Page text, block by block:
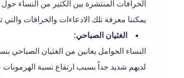
الخرافات المنتشرة بين الكثير من النساء
يمكننا معرفة تلك الادعاءات والخرافات والتي
الغثيان الصباحي:
لديهم شديد جداً بسبب ارتفاع نسبة